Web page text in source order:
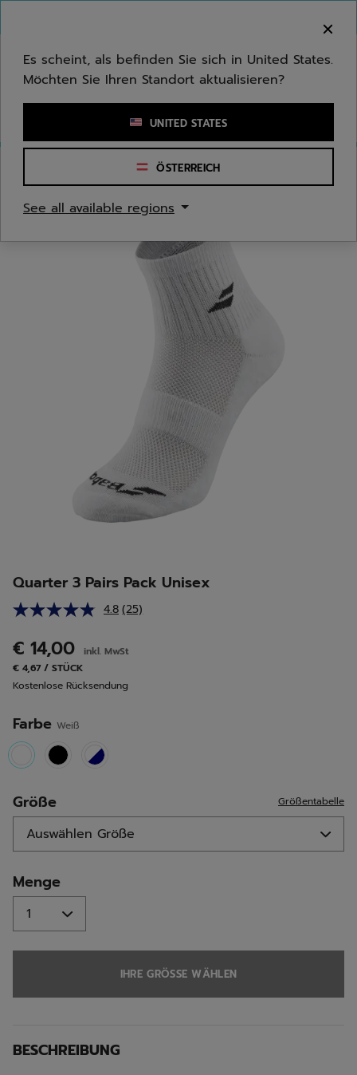
Stichwort oder Artikelnummer eingeben
Quarter 3 Pairs Pack Unisex
4.8 25
Link
derselben
Seite.
(25)
€ 14,00
inkl. MwSt
€ 4,67 / STÜCK
Kostenlose Rücksendung
Farbe Weiß
selected
Größe Größentabelle
Menge
IHRE GRÖSSE WÄHLEN
BESCHREIBUNG
Es scheint, als befinden Sie sich in United States.
Möchten Sie Ihren Standort aktualisieren?
UNITED STATES
ÖSTERREICH
See all available regions